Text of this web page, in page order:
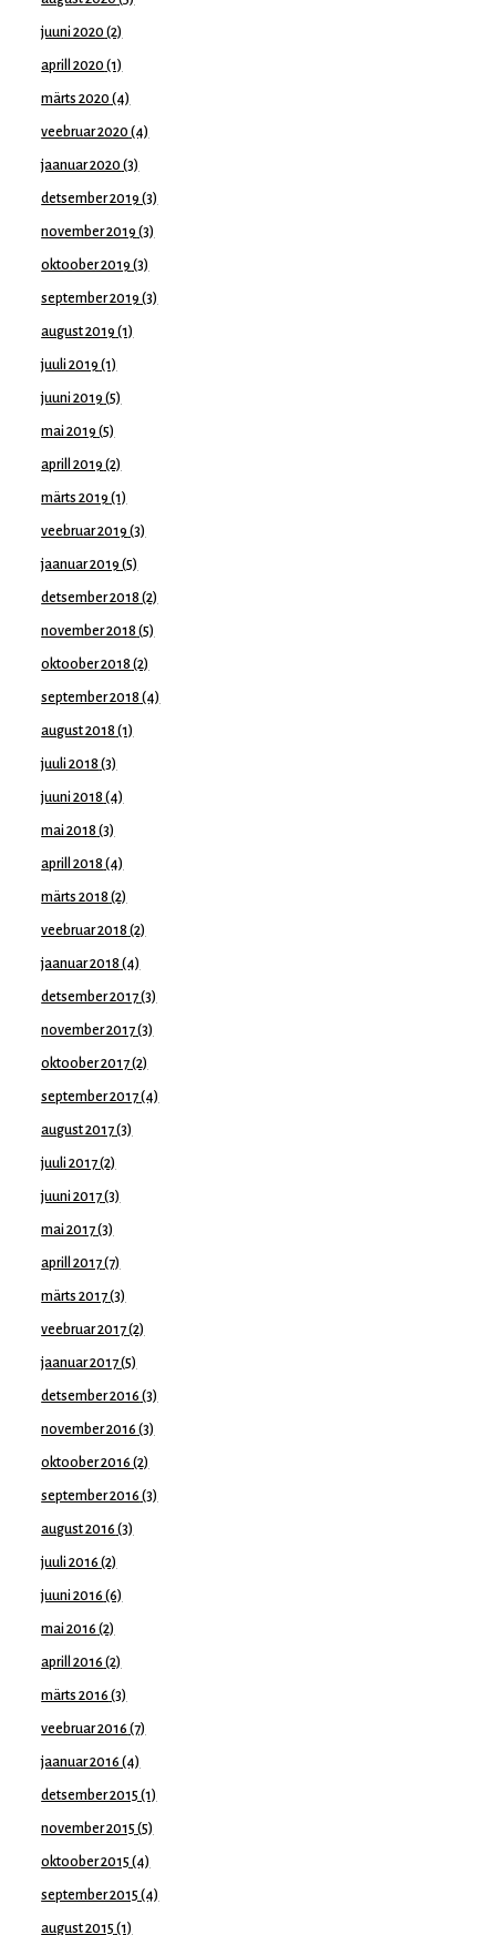
juuni 2020 (2)
aprill 2020 (1)
märts 2020 (4)
veebruar 2020 (4)
jaanuar 2020 (3)
detsember 2019 (3)
november 2019 (3)
oktoober 2019 (3)
september 2019 (3)
august 2019 (1)
juuli 2019 (1)
juuni 2019 (5)
mai 2019 (5)
aprill 2019 (2)
märts 2019 (1)
veebruar 2019 (3)
jaanuar 2019 (5)
detsember 2018 (2)
november 2018 (5)
oktoober 2018 (2)
september 2018 (4)
august 2018 (1)
juuli 2018 (3)
juuni 2018 (4)
mai 2018 (3)
aprill 2018 (4)
märts 2018 (2)
veebruar 2018 (2)
jaanuar 2018 (4)
detsember 2017(3)
november 2017(3)
oktoober 2017(2)
september 2017(4)
august 2017(3)
juuli 2017(2)
juuni 2017(3)
mai 2017(3)
aprill 2017(7)
märts 2017(3)
veebruar 2017(2)
jaanuar 2017(5)
detsember 2016 (3)
november 2016 (3)
oktoober 2016 (2)
september 2016 (3)
august 2016 (3)
juuli 2016 (2)
juuni 2016 (6)
mai 2016 (2)
aprill 2016 (2)
märts 2016 (3)
veebruar 2016 (7)
jaanuar 2016 (4)
detsember 2015 (1)
november 2015 (5)
oktoober 2015 (4)
september 2015 (4)
august 2015 (1)